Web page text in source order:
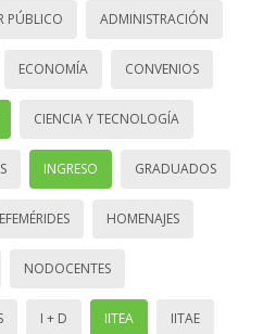
PÚBLICO ADMINISTRACIÓN
ECONOMÍA CONVENIOS
CIENCIA Y TECNOLOGÍA
INGRESO GRADUADOS
EFEMÉRIDES HOMENAJES
NODOCENTES
I + D IITEA IITAE